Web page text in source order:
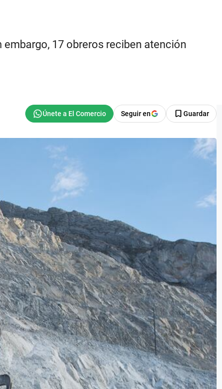
embargo, 17 obreros reciben atención
Seguir en Guardar